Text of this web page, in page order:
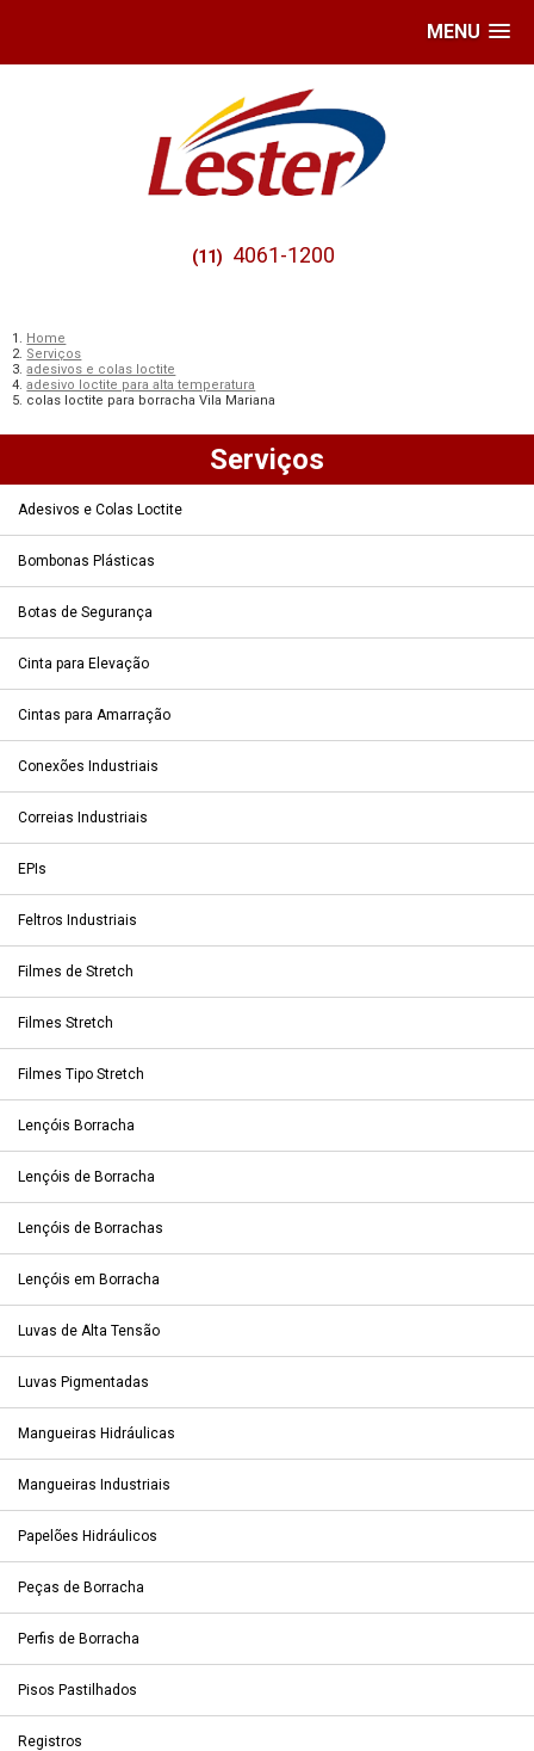
MENU
(11) 4061-1200
Home
Serviços
adesivos e colas loctite
adesivo loctite para alta temperatura
colas loctite para borracha Vila Mariana
Serviços
Adesivos e Colas Loctite
Bombonas Plásticas
Botas de Segurança
Cinta para Elevação
Cintas para Amarração
Conexões Industriais
Correias Industriais
EPIs
Feltros Industriais
Filmes de Stretch
Filmes Stretch
Filmes Tipo Stretch
Lençóis Borracha
Lençóis de Borracha
Lençóis de Borrachas
Lençóis em Borracha
Luvas de Alta Tensão
Luvas Pigmentadas
Mangueiras Hidráulicas
Mangueiras Industriais
Papelões Hidráulicos
Peças de Borracha
Perfis de Borracha
Pisos Pastilhados
Registros